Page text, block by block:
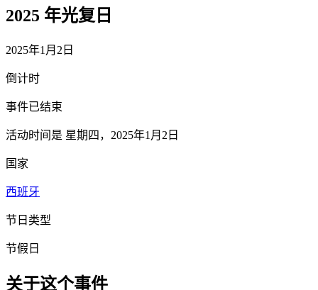
2025 年光复日
2025年1月2日
倒计时
事件已结束
活动时间是 星期四，2025年1月2日
国家
西班牙
节日类型
节假日
关于这个事件